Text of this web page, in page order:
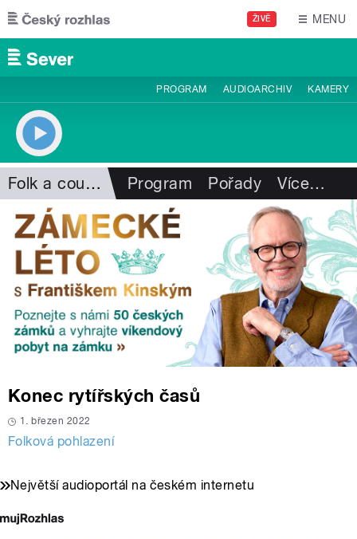
Přejít k hlavnímu obsahu
ŽIVĚ MENU
PROGRAM AUDIOARCHIV KAMERY
Folk a country Program Pořady Více…
Konec rytířských časů
1. březen 2022
Folková pohlazení
Největší audioportál na českém internetu